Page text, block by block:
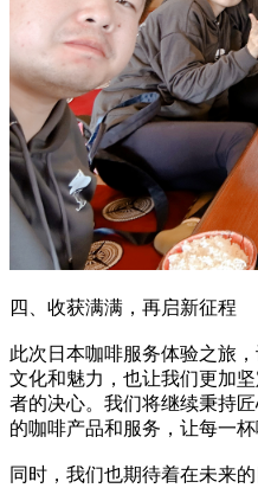
四、收获满满，再启新征程
此次日本咖啡服务体验之旅
文化和魅力，也让我们更加
者的决心。我们将继续秉持
的咖啡产品和服务，让每一
同时，我们也期待着在未来